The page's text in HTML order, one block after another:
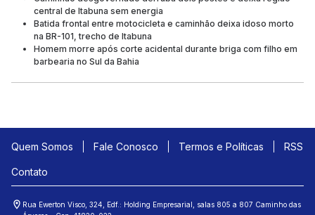
central de Itabuna sem energia
Batida frontal entre motocicleta e caminhão deixa idoso morto
na BR-101, trecho de Itabuna
Homem morre após corte acidental durante briga com filho em
barbearia no Sul da Bahia
Quem Somos Fale Conosco Termos e Políticas RSS
Contato
Rua Ewerton Visco, 324, Edf.: Holding Empresarial, salas 805 a 807 Caminho das